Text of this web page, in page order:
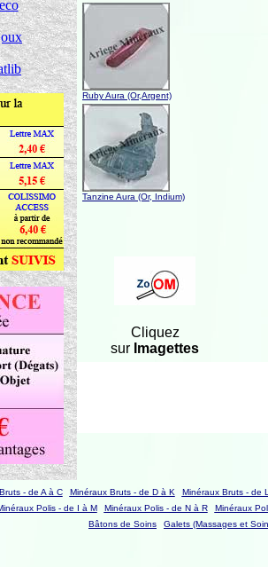
Ruby Aura (Or,Argent)
Tanzine Aura (Or, Indium)
Cliquez
sur Imagettes
- de A à C Minéraux Bruts - de D à K
Minéraux Bruts - de
Polis - de I à M Minéraux Polis - de N à R
Minéraux
Bâtons de Soins
Galets (Massages et